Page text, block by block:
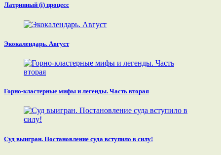
Латринный (i) процесс
Экокалендарь. Август
Горно-кластерные мифы и легенды. Часть вторая
Суд выигран. Постановление суда вступило в силу!